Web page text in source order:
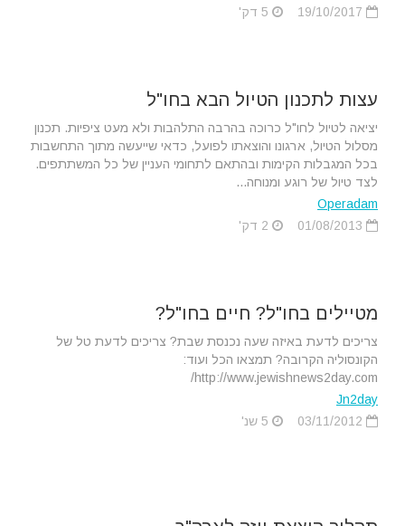
עצות לתכנון הטיול הבא בחו"ל
יציאה לטיול לחו"ל כרוכה בהרבה התלהבות ולא מעט ציפיות. תכנון
מסלול הטיול, ארגונו והוצאתו לפועל, כדאי שייעשה מתוך התחשבות
בכל המגבלות הקימות ובהתאם לתחומי העניין של כל המשתתפים.
לצד טיול של רוגע ומנוחה...
Operadam
מטיילים בחו"ל? חיים בחו"ל?
צריכים לדעת באיזה שעה נכנסת שבת? צריכים לדעת טל של
הקונסוליה הקרובה? תמצאו הכל ועוד:
http://www.jewishnews2day.com/
Jn2day